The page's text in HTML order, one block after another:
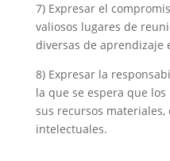
7) Expresar el
valiosos lugares de
diversas de aprendizaje
8) Expresar la
la que se espera que
sus recursos materiales,
intelectuales.